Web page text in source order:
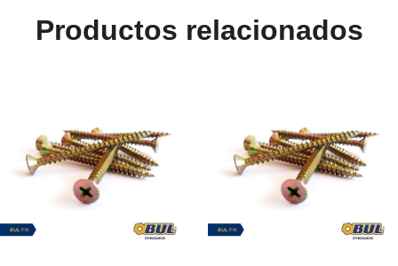
Productos relacionados